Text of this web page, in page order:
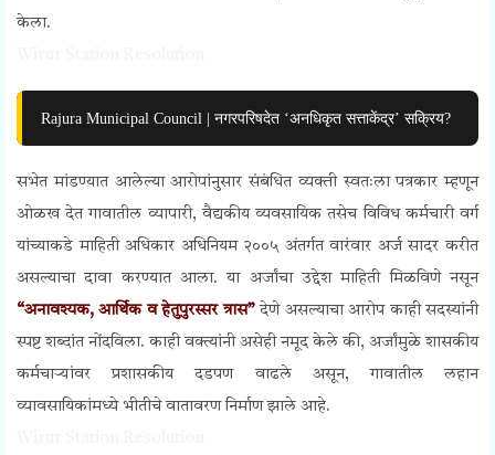
केला.
Rajura Municipal Council | नगरपरिषदेत ‘अनधिकृत सत्ताकेंद्र’ सक्रिय?
सभेत मांडण्यात आलेल्या आरोपांनुसार संबंधित व्यक्ती स्वतःला पत्रकार म्हणून
ओळख देत गावातील व्यापारी, वैद्यकीय व्यवसायिक तसेच विविध कर्मचारी वर्ग
यांच्याकडे माहिती अधिकार अधिनियम २००५ अंतर्गत वारंवार अर्ज सादर करीत
असल्याचा दावा करण्यात आला. या अर्जांचा उद्देश माहिती मिळविणे नसून
“अनावश्यक, आर्थिक व हेतुपुरस्सर त्रास”देणे असल्याचा आरोप काही सदस्यांनी
स्पष्ट शब्दांत नोंदविला. काही वक्त्यांनी असेही नमूद केले की, अर्जांमुळे शासकीय
कर्मचाऱ्यांवर प्रशासकीय दडपण वाढले असून, गावातील लहान
व्यावसायिकांमध्ये भीतीचे वातावरण निर्माण झाले आहे.